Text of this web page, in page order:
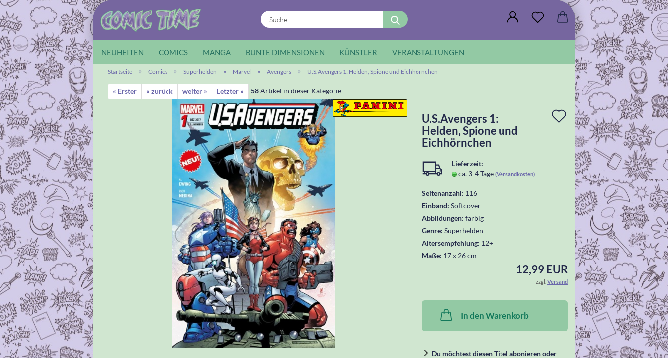
Suche...
NEUHEITEN COMICS MANGA BUNTE DIMENSIONEN KÜNSTLER VERANSTALTUNGEN
Startseite » Comics » Superhelden » Marvel » Avengers » U.S.Avengers 1: Helden, Spione und Eichhörnchen
« Erster « zurück weiter » Letzter » 58Artikel in dieser Kategorie
In
die
Wunschliste
legen
U.S.Avengers 1:
Helden, Spione und
Eichhörnchen
Lieferzeit:
ca. 3-4 Tage (Versandkosten)
Seitenanzahl: 116
Einband: Softcover
Abbildungen: farbig
Genre: Superhelden
Altersempfehlung: 12+
Maße: 17 x 26 cm
12,99 EUR
zzgl. Versand
In den Warenkorb
Du möchtest diesen Titel abonieren oder